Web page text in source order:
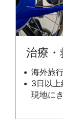
治療・
海外旅
3日以
現地に